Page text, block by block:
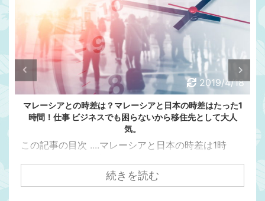
2019/4/18
マレーシアとの時差は？マレーシアと日本の時差はたった1
時間！仕事 ビジネスでも困らないから移住先として大人
気。
この記事の目次 ....マレーシアと日本の時差は1時
アラルンプールまで飛行機で7時間かかるけど時差は
1時間。マレーシアが移住先として人気の理由は時差
続きを読む